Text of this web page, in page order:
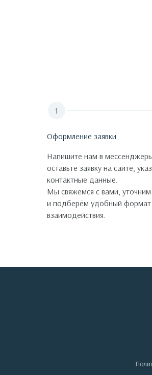
Оформление заявки
Напишите нам в
оставьте заявку на сайте,
контактные данные.
Мы свяжемся с вами,
и подберём удобный формат
взаимодействия.